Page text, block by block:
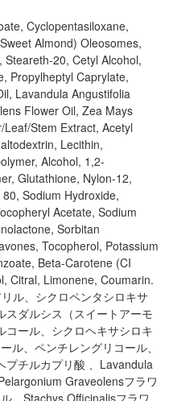
Cyclopentasiloxane,
Almond) Oleosomes,
20, Cetyl Alcohol,
Propylheptyl Caprylate,
Lavandula Angustifolia
Flower Oil, Zea Mays
Stem Extract, Acetyl
Lecithin,
Alcohol, 1,2-
Glutathione, Nylon-12,
Sodium Hydroxide,
Acetate, Sodium
Sorbitan
Tocopherol, Potassium
Beta-Carotene (CI
Citral, Limonene, Coumarin.
ル、シクロペンタシロキサ
スダルシス（スイートアーモ
コール、シクロヘキサシロキ
ル、ペンチレングリコール、
プチルカプリ酸 、Lavandula
Graveolensフラワ
、Stachys Officinalisフラワ